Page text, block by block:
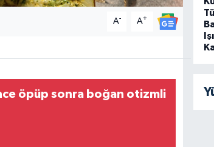
A- A+
öpüp sonra boğan otizmli